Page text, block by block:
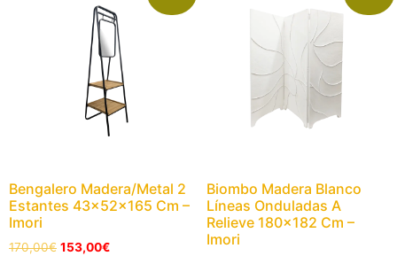
Bengalero Madera/Metal 2
Estantes 43x52x165 Cm –
Imori
170,00€ 153,00€
Biombo Madera Blanco
Líneas Onduladas A
Relieve 180×182 Cm –
Imori